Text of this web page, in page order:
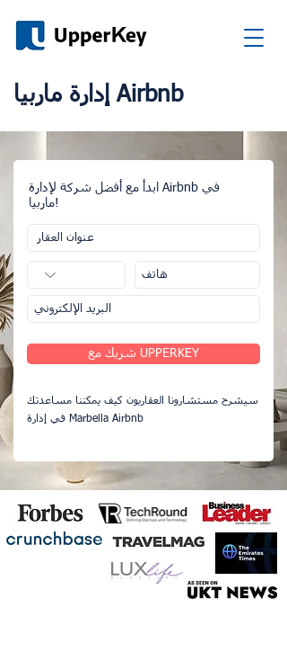
إدارة ماربيا Airbnb
ابدأ مع أفضل شركة لإدارة Airbnb في
ماربيا!
شريك مع UPPERKEY
سيشرح مستشارونا العقاريون كيف يمكننا مساعدتك
في إدارة Marbella Airbnb